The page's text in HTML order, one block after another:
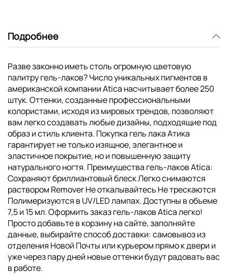
Подробнее
Разве законно иметь столь огромную цветовую
палитру гель-лаков? Число уникальных пигментов в
американской компании Atica насчитывает более 250
штук. Оттенки, созданные профессиональными
колористами, исходя из мировых трендов, позволяют
вам легко создавать любые дизайны, подходящие под
образ и стиль клиента. Покупка гель лака Атика
гарантирует не только изящное, элегантное и
эластичное покрытие, но и повышенную защиту
натурального ногтя. Преимущества гель-лаков Atica:
Сохраняют бриллиантовый блеск Легко снимаются
раствором Remover Не откалывайтесь Не трескаются
Полимеризуются в UV/LED лампах. Доступны в объеме
7,5 и 15 мл. Оформить заказ гель-лаков Atica легко!
Просто добавьте в корзину на сайте, заполняйте
данные, выбирайте способ доставки: самовывоз из
отделения Новой Почты или курьером прямо к двери и
уже через пару дней новые оттенки будут радовать вас
в работе.